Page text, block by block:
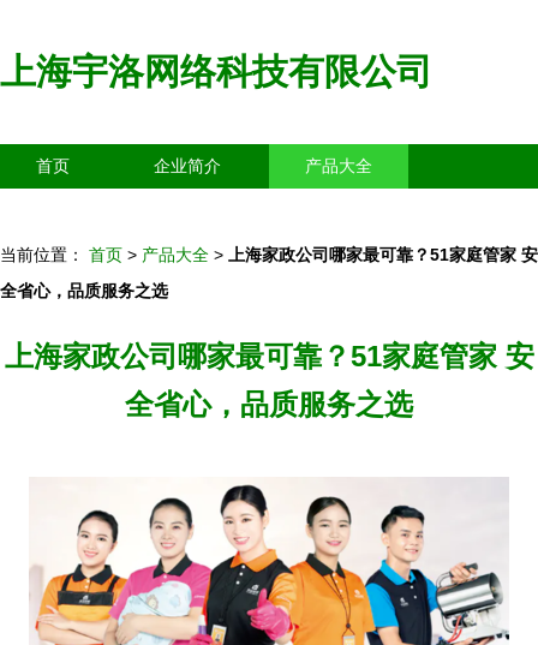
上海宇洛网络科技有限公司
首页 企业简介 产品大全
当前位置： 首页 > 产品大全 >
上海家政公司哪家最可靠？51家庭管家 安
全省心，品质服务之选
上海家政公司哪家最可靠？51家庭管家 安
全省心，品质服务之选